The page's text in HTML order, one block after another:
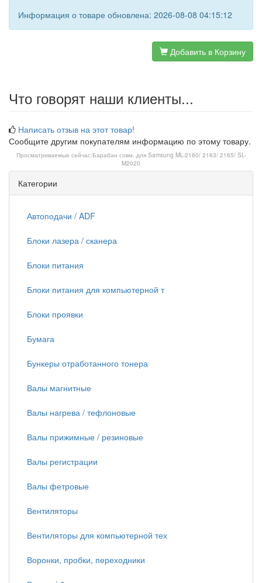
Информация о товаре обновлена: 2026-08-08 04:15:12
Добавить в Корзину
Что говорят наши клиенты...
Написать отзыв на этот товар!
Сообщите другим покупателям информацию по этому товару.
Просматриваемые сейчас:Барабан совм. для Samsung ML-2160/ 2163/ 2165/ SL-
M2020
Категории
Автоподачи / ADF
Блоки лазера / сканера
Блоки питания
Блоки питания для компьютерной т
Блоки проявки
Бумага
Бункеры отработанного тонера
Валы магнитные
Валы нагрева / тефлоновые
Валы прижимные / резиновые
Валы регистрации
Валы фетровые
Вентиляторы
Вентиляторы для компьютерной тех
Воронки, пробки, переходники